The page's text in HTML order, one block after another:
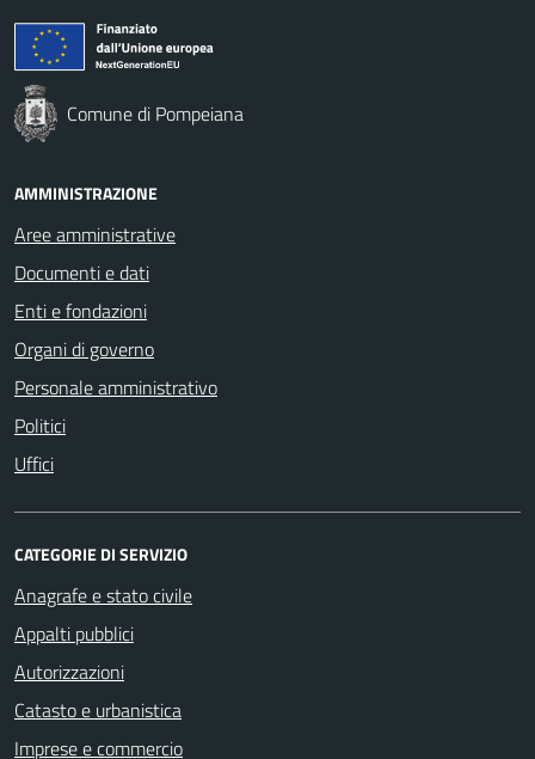
Comune di Pompeiana
AMMINISTRAZIONE
Aree amministrative
Documenti e dati
Enti e fondazioni
Organi di governo
Personale amministrativo
Politici
Uffici
CATEGORIE DI SERVIZIO
Anagrafe e stato civile
Appalti pubblici
Autorizzazioni
Catasto e urbanistica
Imprese e commercio